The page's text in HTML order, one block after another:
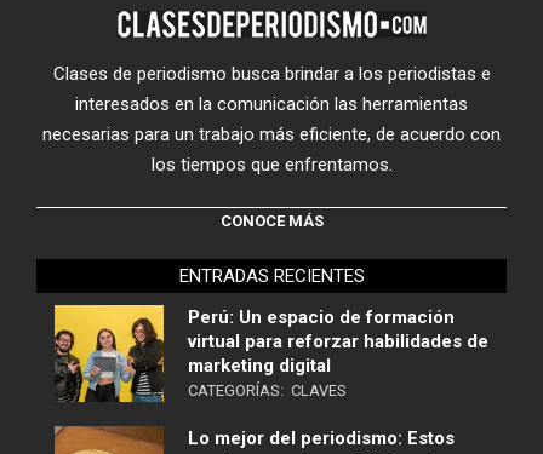
Clases de periodismo busca brindar a los periodistas e
interesados en la comunicación las herramientas
necesarias para un trabajo más eficiente, de acuerdo con
los tiempos que enfrentamos.
CONOCE MÁS
ENTRADAS RECIENTES
Perú: Un espacio de formación
virtual para reforzar habilidades de
marketing digital
CATEGORÍAS: CLAVES
Lo mejor del periodismo: Estos